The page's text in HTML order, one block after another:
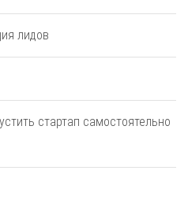
лидов
стартап самостоятельно